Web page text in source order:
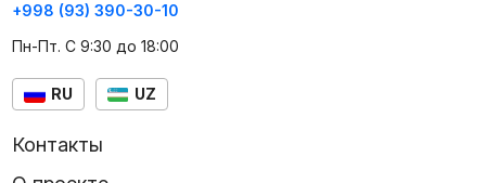
+998 (93) 390-30-10
Пн-Пт. С 9:30 до 18:00
RU UZ
Контакты